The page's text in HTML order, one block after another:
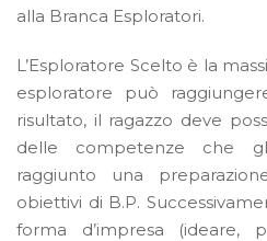
alla Branca Esploratori.
L’Esploratore Scelto è la
esploratore può
risultato, il ragazzo deve
delle competenze che
raggiunto una
obiettivi di B.P.
forma d’impresa (ideare,